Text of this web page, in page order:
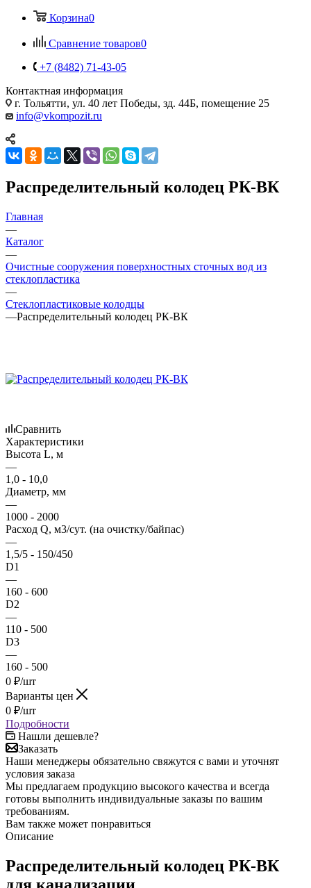
Корзина0
Сравнение товаров0
+7 (8482) 71-43-05
Контактная информация
г. Тольятти, ул. 40 лет Победы, зд. 44Б, помещение 25
info@vkompozit.ru
Распределительный колодец РК-ВК
Главная
—
Каталог
—
Очистные сооружения поверхностных сточных вод из
стеклопластика
—
Стеклопластиковые колодцы
—Распределительный колодец РК-ВК
Сравнить
Характеристики
Высота L, м
—
1,0 - 10,0
Диаметр, мм
—
1000 - 2000
Расход Q, м3/сут. (на очистку/байпас)
—
1,5/5 - 150/450
D1
—
160 - 600
D2
—
110 - 500
D3
—
160 - 500
0 ₽/шт
Варианты цен
0 ₽/шт
Подробности
Нашли дешевле?
Заказать
Наши менеджеры обязательно свяжутся с вами и уточнят
условия заказа
Мы предлагаем продукцию высокого качества и всегда
готовы выполнить индивидуальные заказы по вашим
требованиям.
Вам также может понравиться
Описание
Распределительный колодец РК-ВК
для канализации